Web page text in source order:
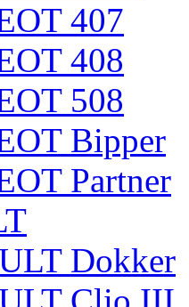
407
408
508
Bipper
Partner
Dokker